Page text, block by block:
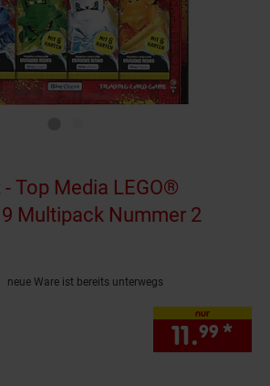
Top Media LEGO®
Multipack Nummer 2
neue Ware ist bereits unterwegs
nur
11.99 *